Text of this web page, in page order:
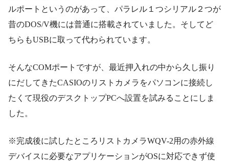
ルポートというのがあって、パラレル１つシリアル２つが
昔のDOS/V機には普通に搭載されていました。そしてど
ちらもUSBに取って代わられています。
そんなCOMポートですが、最近押入れの中から久し振り
にだしてきたCASIOのリストカメラをパソコンに接続し
たくて現役のデスクトップPCへ設置を試みることにしま
した。
※完成後に試したところリストカメラWQV-2用の赤外線
デバイスに必要なアプリケーションがOSに対応できず使